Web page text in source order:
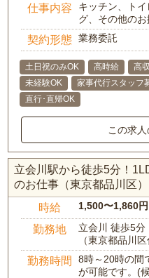
仕事内容
キッチン、ト
グ、その他のお
契約形態 業務委託
土日祝のみOK 高時給 高
未経験OK
家事代行スタッフ
直行･直帰OK
この求
立会川駅から徒歩5分！
のお仕事（東京都品川区）
時給 1,500〜1,860円
勤務地
立会川 徒歩5分
（東京都品川区
勤務時間
8時～20時の間
が可能です。(